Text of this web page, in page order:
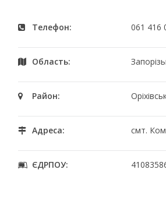
Телефон: 061 416
Область:
Район:
Адреса: смт.
ЄДРПОУ: